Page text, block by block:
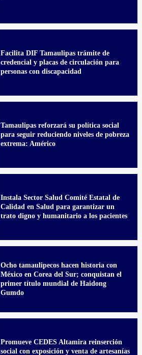
Facilita DIF Tamaulipas trámite de
credencial y placas de circulación para
personas con discapacidad
Tamaulipas reforzará su política social
para seguir reduciendo niveles de pobreza
extrema: Américo
Instala Sector Salud Comité Estatal de
Calidad en Salud para garantizar un
trato digno y humanitario a los pacientes
Ocho tamaulipecos hacen historia con
México en Corea del Sur; conquistan el
primer título mundial de Haidong
Gumdo
Promueve CEDES Altamira reinserción
social con exposición y venta de artesanías